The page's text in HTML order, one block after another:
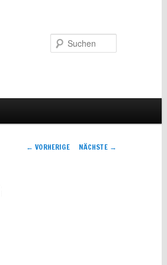
Artikelnavigation
← VORHERIGE NÄCHSTE →